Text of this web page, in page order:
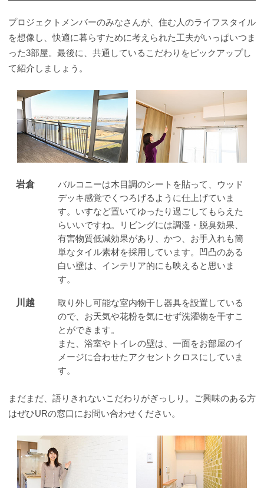
プロジェクトメンバーのみなさんが、住む人のライフスタイル
を想像し、快適に暮らすために考えられた工夫がいっぱいつま
った3部屋。最後に、共通しているこだわりをピックアップし
て紹介しましょう。
岩倉
バルコニーは木目調のシートを貼って、ウッド
デッキ感覚でくつろげるように仕上げていま
す。いすなど置いてゆったり過ごしてもらえた
らいいですね。リビングには調湿・脱臭効果、
有害物質低減効果があり、かつ、お手入れも簡
単なタイル素材を採用しています。凹凸のある
白い壁は、インテリア的にも映えると思いま
す。
川越
取り外し可能な室内物干し器具を設置している
ので、お天気や花粉を気にせず洗濯物を干すこ
とができます。
また、浴室やトイレの壁は、一面をお部屋のイ
メージに合わせたアクセントクロスにしていま
す。
まだまだ、語りきれないこだわりがぎっしり。ご興味のある方
はぜひURの窓口にお問い合わせください。